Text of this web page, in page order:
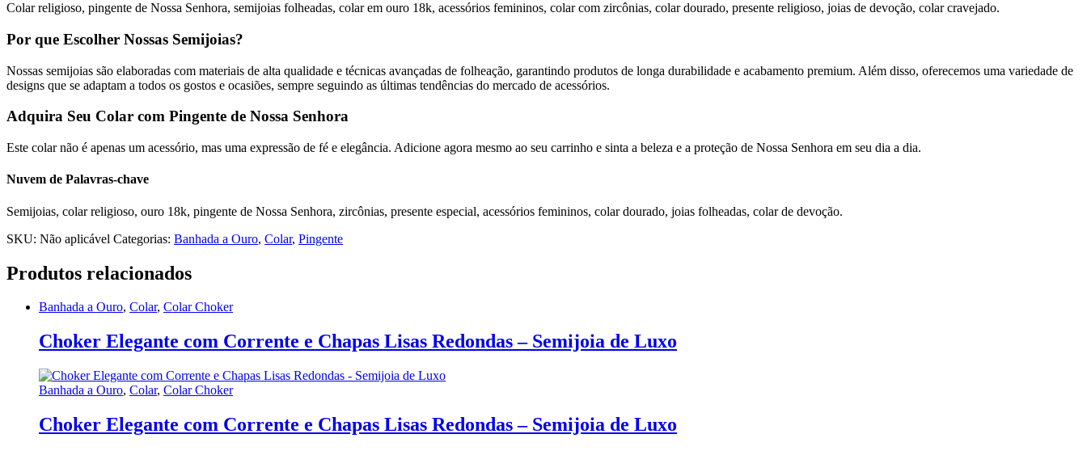
Colar religioso, pingente de Nossa Senhora, semijoias folheadas, colar em ouro 18k, acessórios femininos, colar com zircônias, colar dourado, presente religioso, joias de devoção, colar cravejado.
Por que Escolher Nossas Semijoias?
Nossas semijoias são elaboradas com materiais de alta qualidade e técnicas avançadas de folheação, garantindo produtos de longa durabilidade e acabamento premium. Além disso, oferecemos uma variedade de
designs que se adaptam a todos os gostos e ocasiões, sempre seguindo as últimas tendências do mercado de acessórios.
Adquira Seu Colar com Pingente de Nossa Senhora
Este colar não é apenas um acessório, mas uma expressão de fé e elegância. Adicione agora mesmo ao seu carrinho e sinta a beleza e a proteção de Nossa Senhora em seu dia a dia.
Nuvem de Palavras-chave
Semijoias, colar religioso, ouro 18k, pingente de Nossa Senhora, zircônias, presente especial, acessórios femininos, colar dourado, joias folheadas, colar de devoção.
SKU: Não aplicável Categorias: Banhada a Ouro, Colar, Pingente
Produtos relacionados
Banhada a Ouro, Colar, Colar Choker
Choker Elegante com Corrente e Chapas Lisas Redondas – Semijoia de Luxo
Banhada a Ouro, Colar, Colar Choker
Choker Elegante com Corrente e Chapas Lisas Redondas – Semijoia de Luxo